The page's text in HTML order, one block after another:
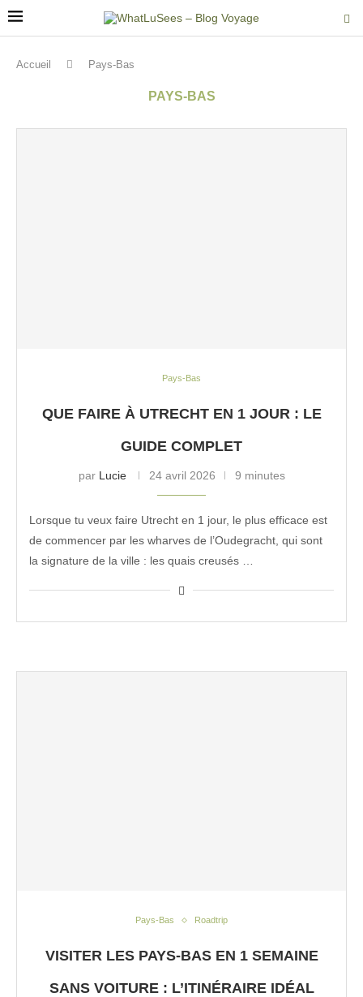
Accueil Pays-Bas
PAYS-BAS
Pays-Bas
QUE FAIRE À UTRECHT EN 1 JOUR : LE
GUIDE COMPLET
par Lucie 24 avril 2026 9 minutes
Lorsque tu veux faire Utrecht en 1 jour, le plus efficace est
de commencer par les wharves de l’Oudegracht, qui sont
la signature de la ville : les quais creusés …
Pays-Bas Roadtrip
VISITER LES PAYS-BAS EN 1 SEMAINE
SANS VOITURE : L’ITINÉRAIRE IDÉAL